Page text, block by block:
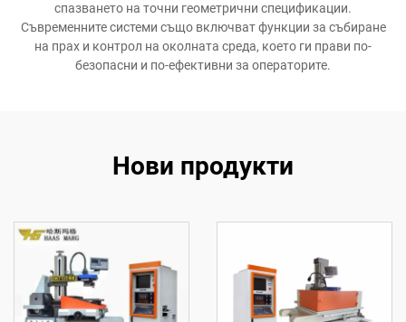
спазването на точни геометрични спецификации.
Съвременните системи също включват функции за събиране
на прах и контрол на околната среда, което ги прави по-
безопасни и по-ефективни за операторите.
Нови продукти